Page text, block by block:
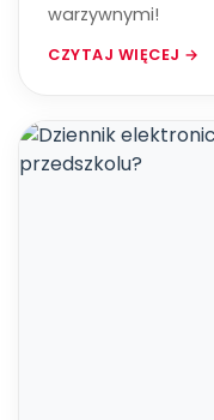
warzywnymi!
CZYTAJ WIĘCEJ →